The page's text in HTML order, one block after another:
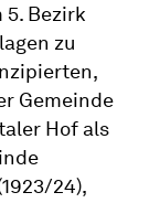
Bezirk
zu
Gemeinde
Hof als
24),